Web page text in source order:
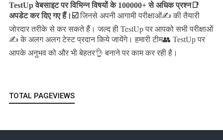
TestUp वेबसाइट पर विभिन्न विषयों के 100000+ से अधिक प्रश्न📑
अपडेट कर दिए गए हैं। ☑️ जिनसे अपनी आगामी परीक्षाओं✍️ की तैयारी
जोरदार तरीके से कर सकते हैं।जल्द ही TestUp पर आपको सभी परीक्षाओं
✍️ के अलग अलग टेस्ट प्रदान किये जायेंगे। हमारी टीम👥 TestUp पर
आपके अनुभव को और भी बेहतर👌 बनाने पर काम कर रही है।
TOTAL PAGEVIEWS